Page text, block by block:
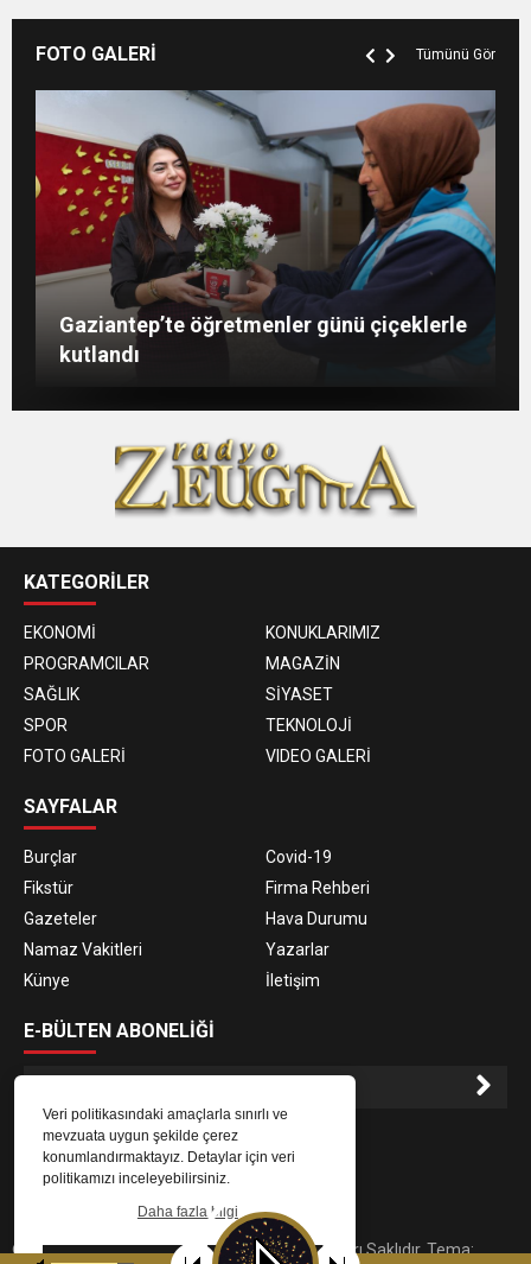
Veri politikasındaki amaçlarla sınırlı ve
mevzuata uygun şekilde çerez
konumlandırmaktayız. Detaylar için veri
politikamızı inceleyebilirsiniz.
Daha fazla bilgi
FOTO GALERİ Tümünü Gör
Konukoğlu: Türkiye ekonomisine 11 farklı
sektörde değer katıyoruz
Gaziantep’te öğretmenler günü çiçeklerle
kutlandı
GAÜN’de gri kod tatbikatı gerçeği
Şahin: “İstikbalimizi şekillendirecek olan
sizlersiniz”
KATEGORİLER
EKONOMİ
KONUKLARIMIZ
PROGRAMCILAR
MAGAZİN
SAĞLIK
SİYASET
SPOR
TEKNOLOJİ
FOTO GALERİ
VIDEO GALERİ
SAYFALAR
Burçlar
Covid-19
Fikstür
Firma Rehberi
Gazeteler
Hava Durumu
Namaz Vakitleri
Yazarlar
Künye
İletişim
E-BÜLTEN ABONELİĞİ
E-Bülten aboneliği ile haberlere daha hızlı erişin.
© 2023Gaziantep Radyo Zeugma. Tüm Hakları Saklıdır. Tema: